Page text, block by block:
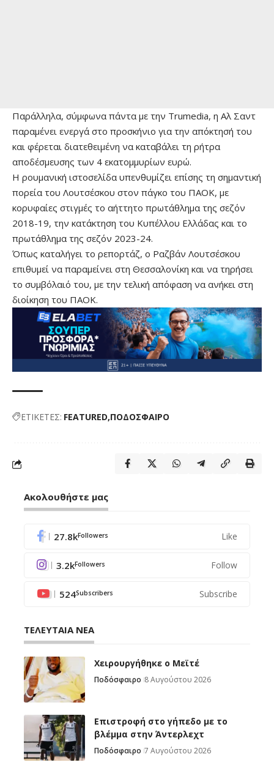
Παράλληλα, σύμφωνα πάντα με την Trumedia, η Αλ Σαντ
παραμένει ενεργά στο προσκήνιο για την απόκτησή του
και φέρεται διατεθειμένη να καταβάλει τη ρήτρα
αποδέσμευσης των 4 εκατομμυρίων ευρώ.
Η ρουμανική ιστοσελίδα υπενθυμίζει επίσης τη σημαντική
πορεία του Λουτσέσκου στον πάγκο του ΠΑΟΚ, με
κορυφαίες στιγμές το αήττητο πρωτάθλημα της σεζόν
2018-19, την κατάκτηση του Κυπέλλου Ελλάδας και το
πρωτάθλημα της σεζόν 2023-24.
Όπως καταλήγει το ρεπορτάζ, ο Ραζβάν Λουτσέσκου
επιθυμεί να παραμείνει στη Θεσσαλονίκη και να τηρήσει
το συμβόλαιό του, με την τελική απόφαση να ανήκει στη
διοίκηση του ΠΑΟΚ.
ΕΤΙΚΕΤΕΣ: FEATURED ΠΟΔΟΣΦΑΙΡΟ
Ακολουθήστε μας
27.8kFollowers Like
3.2kFollowers Follow
524Subscribers Subscribe
ΤΕΛΕΥΤΑΙΑ ΝΕΑ
Χειρουργήθηκε ο Μεϊτέ
Ποδόσφαιρο 8 Αυγούστου 2026
Επιστροφή στο γήπεδο με το
βλέμμα στην Άντερλεχτ
Ποδόσφαιρο 7 Αυγούστου 2026